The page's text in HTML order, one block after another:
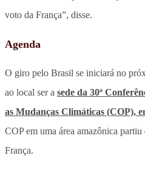
voto da França”, disse.
Agenda
O giro pelo Brasil se iniciará no
ao local ser a sede da 30ª
as Mudanças Climáticas (COP),
COP em uma área amazônica
França.